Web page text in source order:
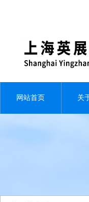
网站首页 关